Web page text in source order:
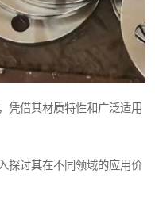
凭借其材质特性和广泛适用
探讨其在不同领域的应用价